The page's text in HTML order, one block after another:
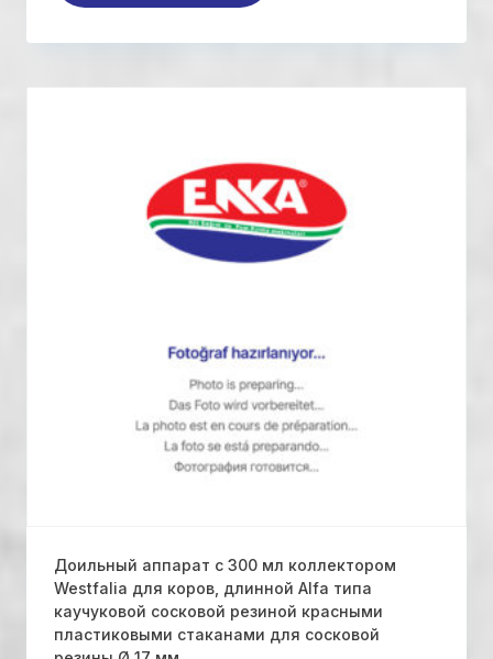
Доильный аппарат с 300 мл коллектором
Westfalia для коров, длинной Alfa типа
каучуковой сосковой резиной красными
пластиковыми стаканами для сосковой